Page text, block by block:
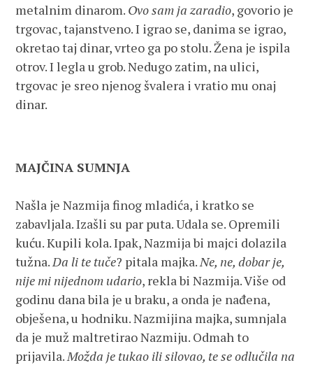
metalnim dinarom. Ovo sam ja zaradio, govorio je
trgovac, tajanstveno. I igrao se, danima se igrao,
okretao taj dinar, vrteo ga po stolu. Žena je ispila
otrov. I legla u grob. Nedugo zatim, na ulici,
trgovac je sreo njenog švalera i vratio mu onaj
dinar.
MAJČINA SUMNJA
Našla je Nazmija finog mladića, i kratko se
zabavljala. Izašli su par puta. Udala se. Opremili
kuću. Kupili kola. Ipak, Nazmija bi majci dolazila
tužna.Da li te tuče? pitala majka.Ne, ne, dobar je,
nije mi nijednom udario, rekla bi Nazmija. Više od
godinu dana bila je u braku, a onda je nađena,
obješena, u hodniku. Nazmijina majka, sumnjala
da je muž maltretirao Nazmiju. Odmah to
prijavila.Možda je tukao ili silovao, te se odlučila na